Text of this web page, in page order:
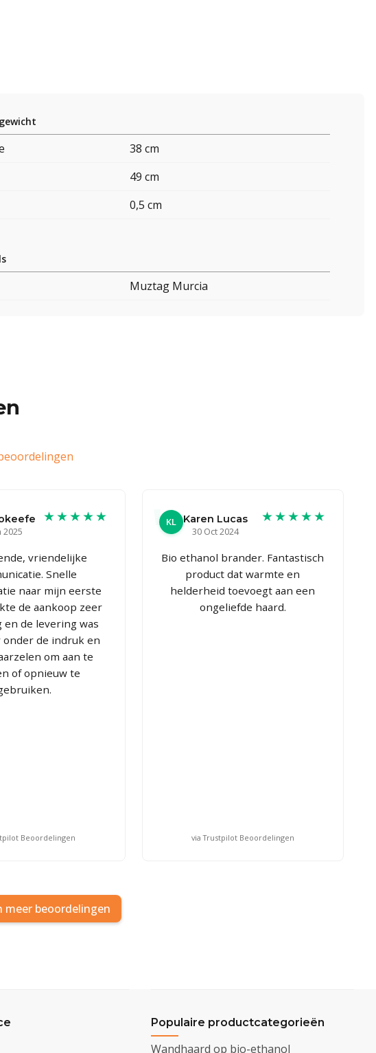
38 cm
49 cm
0,5 cm
Muztag Murcia
2025
★★★★★
vriendelijke
Snelle
naar mijn eerste
de aankoop zeer
en de levering was
onder de indruk en
om aan te
of opnieuw te
Beoordelingen
KL Karen Lucas
30 Oct 2024
★★★★★
Bio ethanol brander. Fantastisch
product dat warmte en
helderheid toevoegt aan een
ongeliefde haard.
via Trustpilot Beoordelingen
meer beoordelingen
Populaire productcategorieën
Wandhaard op bio-ethanol